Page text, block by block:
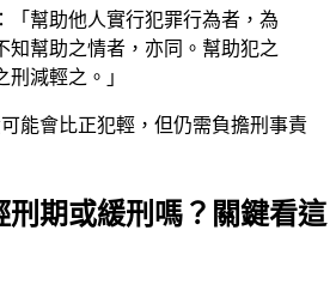
「幫助他人實行犯罪行為者，為
知幫助之情者，亦同。幫助犯之
減輕之。」
能會比正犯輕，但仍需負擔刑事責
刑期或緩刑嗎？關鍵看這